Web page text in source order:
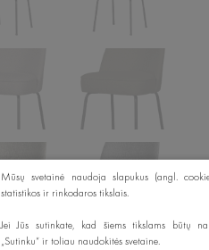
Mūsų svetainė naudoja slapukus (angl.
statistikos ir rinkodaros tikslais.
Jei Jūs sutinkate, kad šiems tikslams būtų
„Sutinku“ ir toliau naudokitės svetaine.